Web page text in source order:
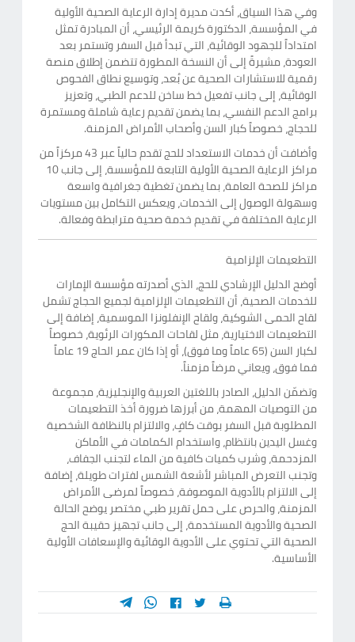
وفي هذا السياق، أكدت مديرة إدارة الرعاية الصحية الأولية
في المؤسسة، الدكتورة كريمة الرئيسي، أن المبادرة تمثل
امتداداً للجهود الوقائية، التي تبدأ قبل السفر وتستمر بعد
العودة، مشيرةً إلى أن النسخة المطورة تتضمن إطلاق منصة
رقمية للاستشارات الصحية عن بُعد، وتوسيع نطاق الفحوص
الوقائية، إلى جانب تفعيل خط ساخن للدعم الطبي، وتعزيز
برامج الدعم النفسي، بما يضمن تقديم رعاية شاملة ومستمرة
للحجاج، خصوصاً كبار السن وأصحاب الأمراض المزمنة.
وأضافت أن خدمات الاستعداد للحج تقدم حالياً عبر 43 مركزاً من
مراكز الرعاية الصحية الأولية التابعة للمؤسسة، إلى جانب 10
مراكز للصحة العامة، بما يضمن تغطية جغرافية واسعة
وسهولة الوصول إلى الخدمات، ويعكس التكامل بين مستويات
الرعاية المختلفة في تقديم خدمة صحية مترابطة وفعالة.
التطعيمات الإلزامية
أوضح الدليل الإرشادي للحج، الذي أصدرته مؤسسة الإمارات
للخدمات الصحية، أن التطعيمات الإلزامية لجميع الحجاج تشمل
لقاح الحمى الشوكية، ولقاح الإنفلونزا الموسمية، إضافة إلى
التطعيمات الاختيارية، مثل لقاحات المكورات الرئوية، خصوصاً
لكبار السن (65 عاماً وما فوق)، أو إذا كان عمر الحاج 19 عاماً
فما فوق، ويعاني مرضاً مزمناً.
وتضمّن الدليل، الصادر باللغتين العربية والإنجليزية، مجموعة
من التوصيات المهمة، من أبرزها ضرورة أخذ التطعيمات
المطلوبة قبل السفر بوقت كافٍ، والالتزام بالنظافة الشخصية
وغسل اليدين بانتظام، واستخدام الكمامات في الأماكن
المزدحمة، وشرب كميات كافية من الماء لتجنب الجفاف،
وتجنب التعرض المباشر لأشعة الشمس لفترات طويلة، إضافة
إلى الالتزام بالأدوية الموصوفة، خصوصاً لمرضى الأمراض
المزمنة، والحرص على حمل تقرير طبي مختصر يوضح الحالة
الصحية والأدوية المستخدمة، إلى جانب تجهيز حقيبة الحج
الصحية التي تحتوي على الأدوية الوقائية والإسعافات الأولية
الأساسية.